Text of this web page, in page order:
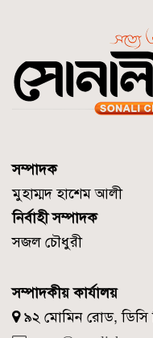
সম্পাদক
মুহাম্মদ হাশেম আলী
নির্বাহী সম্পাদক
সজল চৌধুরী
সম্পাদকীয় কার্যালয়
৯২ মোমিন রোড, ডিসি